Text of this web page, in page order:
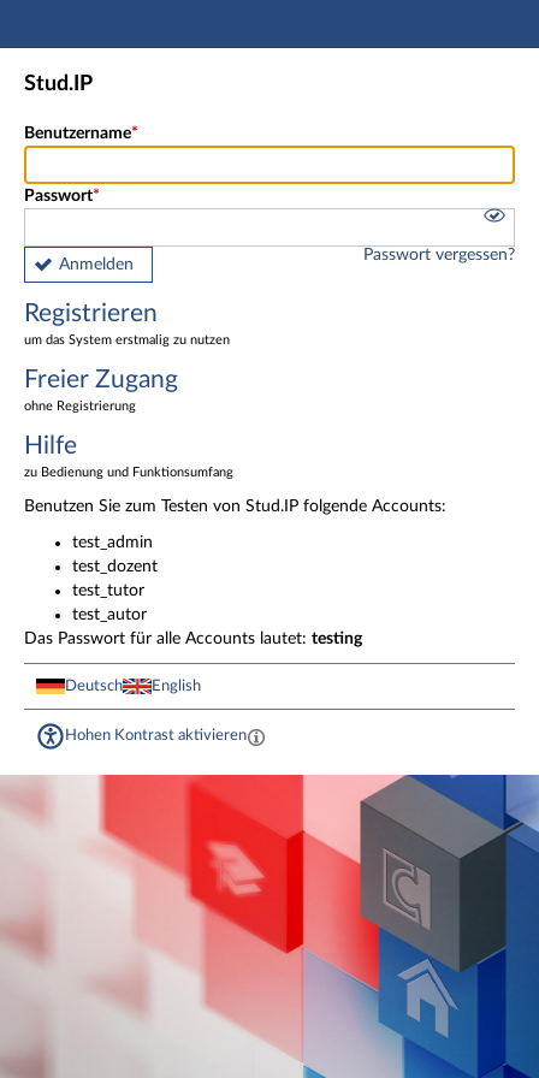
Hauptnavigation
Stud.IP
Benutzername
Passwort
Anmelden
Passwort vergessen?
Registrieren
um das System erstmalig zu nutzen
Freier Zugang
ohne Registrierung
Hilfe
zu Bedienung und Funktionsumfang
Benutzen Sie zum Testen von Stud.IP folgende Accounts:
test_admin
test_dozent
test_tutor
test_autor
Das Passwort für alle Accounts lautet: testing
Deutsch English
Hohen Kontrast aktivieren